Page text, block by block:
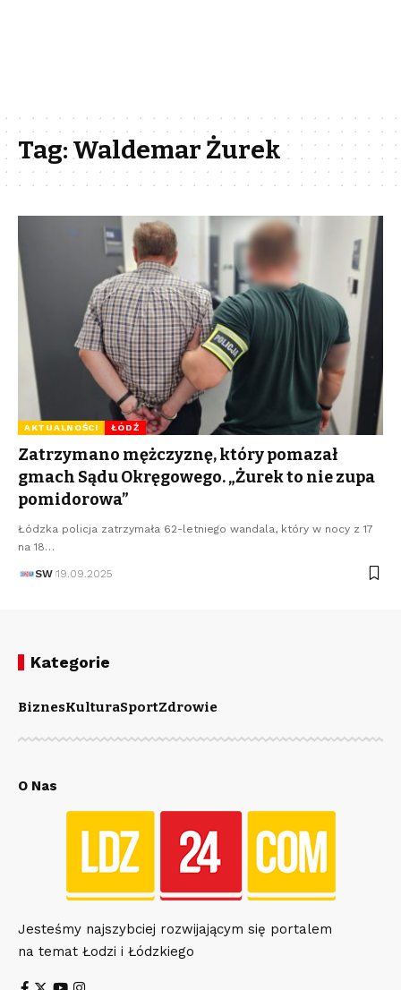
Tag:Waldemar Żurek
AKTUALNOŚCI ŁÓDŹ
Zatrzymano mężczyznę, który pomazał
gmach Sądu Okręgowego. „Żurek to nie zupa
pomidorowa”
Łódzka policja zatrzymała 62-letniego wandala, który w nocy z 17
na 18…
SW 19.09.2025
Kategorie
BiznesKulturaSportZdrowie
O Nas
Jesteśmy najszybciej rozwijającym się portalem
na temat Łodzi i Łódzkiego